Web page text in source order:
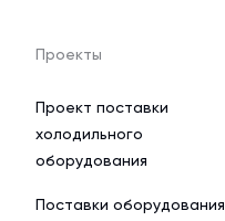
Проекты
Проект поставки
холодильного
оборудования
Поставки оборудования,